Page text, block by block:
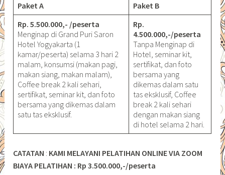
Paket A
Paket B
Rp. 5.500.000,- /peserta
Menginap di Grand Puri Saron
Hotel Yogyakarta (1
kamar/peserta) selama 3 hari 2
malam, konsumsi (makan pagi,
makan siang, makan malam),
Coffee break 2 kali sehari,
sertifikat, seminar kit, dan foto
bersama yang dikemas dalam
satu tas eksklusif.
Rp.
4.500.000,-/peserta
Tanpa Menginap di
Hotel, seminar kit,
sertifikat, dan foto
bersama yang
dikemas dalam satu
tas eksklusif, Coffee
break 2 kali sehari
dengan makan siang
di hotel selama 2 hari.
CATATAN : KAMI MELAYANI PELATIHAN ONLINE VIA ZOOM
BIAYA PELATIHAN : Rp 3.500.000,-/peserta